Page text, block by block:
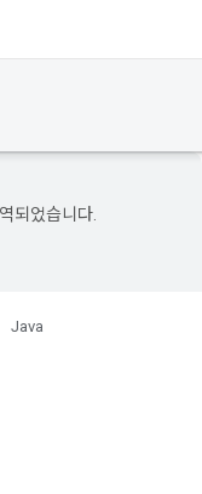
되었습니다.
Java